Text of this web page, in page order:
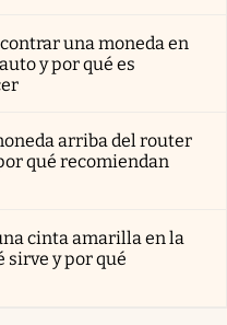
una moneda en
y por qué es
arriba del router
qué recomiendan
cinta amarilla en la
sirve y por qué